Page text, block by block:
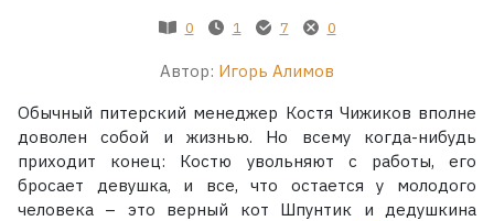
0 1 7 0
Автор: Игорь Алимов
Обычный питерский менеджер Костя Чижиков вполне
доволен собой и жизнью. Но всему когда-нибудь
приходит конец: Костю увольняют с работы, его
бросает девушка, и все, что остается у молодого
человека – это верный кот Шпунтик и дедушкина